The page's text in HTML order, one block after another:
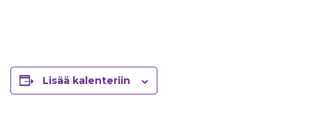
Lisää kalenteriin